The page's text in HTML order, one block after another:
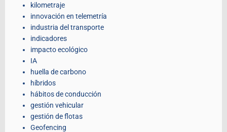
kilometraje
innovación en telemetría
industria del transporte
indicadores
impacto ecológico
IA
huella de carbono
híbridos
hábitos de conducción
gestión vehicular
gestión de flotas
Geofencing